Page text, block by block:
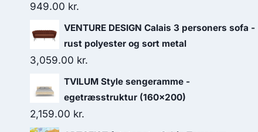
949.00 kr.
VENTURE DESIGN Calais 3 personers sofa -
rust polyester og sort metal
3,059.00 kr.
TVILUM Style sengeramme -
egetræsstruktur (160x200)
2,159.00 kr.